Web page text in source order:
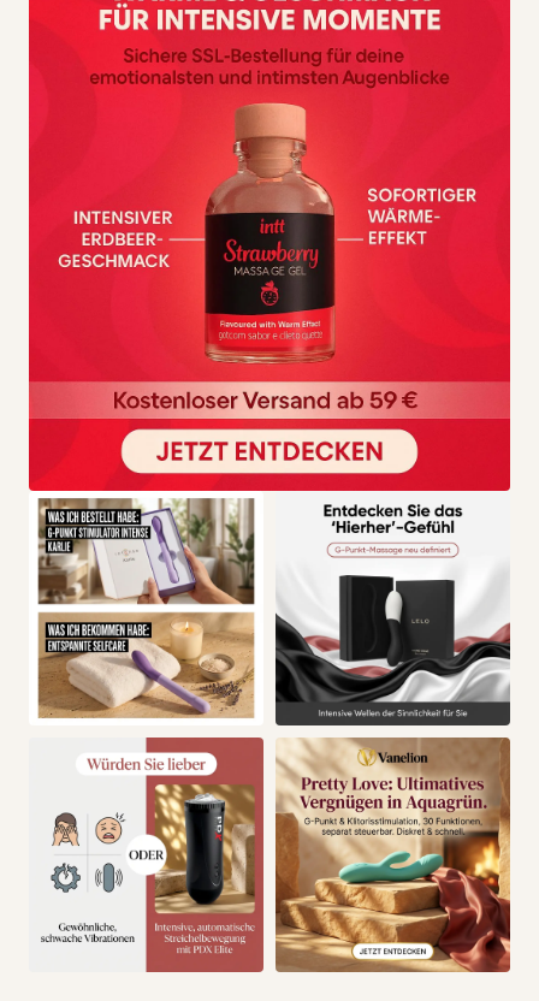
Für wen ist CalExotics
Accommodator Dual Penetrator
nicht gedacht?
Nicht passend, wenn du ein besonders weiches,
minimalistisches Toy ohne zusätzliche Haltestruktur
bevorzugst.
WELCHES PROBLEM LÖST
CALEXOTICS ACCOMMODATOR
DUAL PENETRATOR?
Das Hauptproblem:Mehr Reiz kann schnell unhandlich
werden, wenn ein Toy nicht sauber sitzt oder zu viel
separate Teile braucht.
Die Lösung:CalExotics Accommodator Dual Penetrator
kombiniert realistische Form mit einem Ringsystem für
Penis und Hoden, damit der Sitz kontrollierter und die
Anwendung direkter wird.
DEINE KONKRETEN VORTEILE
IM ALLTAG
Mehr Stabilität im Einsatz
Das doppelte Stützsystem hilft, dass das Modell
bewusster geführt werden kann.
Mehr Intensität auf engem Raum
Die Konstruktion liefert einen klar fokussierten Reiz, ohne
unnötig kompliziert zu werden.